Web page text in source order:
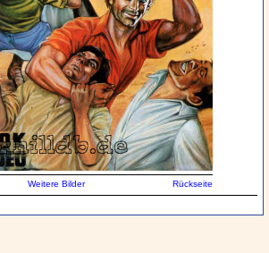
Weitere Bilder Rückseite